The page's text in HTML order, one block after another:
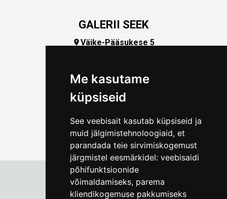
Me kasutame
küpsiseid
See veebisait kasutab küpsiseid ja
muid jälgimistehnoloogiaid, et
parandada teie sirvimiskogemust
järgmistel eesmärkidel: veebisaidi
põhifunktsioonide
võimaldamiseks, parema
kliendikogemuse pakkumiseks
GALERII SEEK
Väike-Pääsukese 5
Tallinna Linnamuuseum